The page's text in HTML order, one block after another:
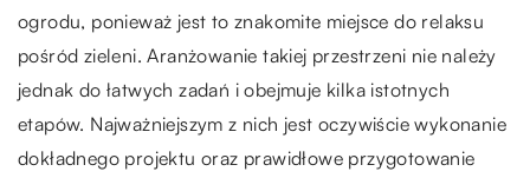
ogrodu, ponieważ jest to znakomite miejsce do relaksu
pośród zieleni. Aranżowanie takiej przestrzeni nie należy
jednak do łatwych zadań i obejmuje kilka istotnych
etapów. Najważniejszym z nich jest oczywiście wykonanie
dokładnego projektu oraz prawidłowe przygotowanie